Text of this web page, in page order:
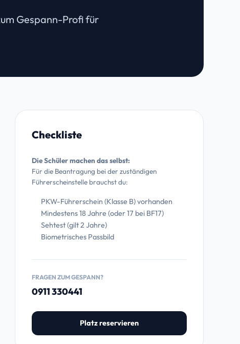
Gespann-Profi für
Checkliste
Die Schüler machen das selbst:
Für die Beantragung bei der zuständigen
Führerscheinstelle brauchst du:
PKW-Führerschein (Klasse B) vorhanden
Mindestens 18 Jahre (oder 17 bei BF17)
Sehtest (gilt 2 Jahre)
Biometrisches Passbild
FRAGEN ZUM GESPANN?
0911 330441
Platz reservieren